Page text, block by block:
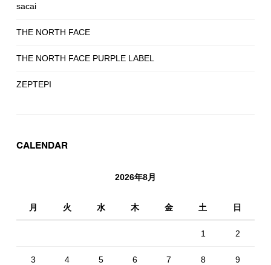
sacai
THE NORTH FACE
THE NORTH FACE PURPLE LABEL
ZEPTEPI
CALENDAR
2026年8月
月 火 水 木 金 土 日
1 2
3 4 5 6 7 8 9